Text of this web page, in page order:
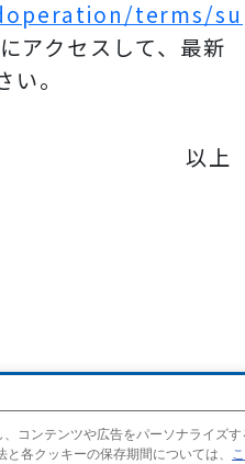
terms/
にアクセスして、最新
。
以上
コンテンツや広告をパーソナライズ
各クッキーの保存期間については、